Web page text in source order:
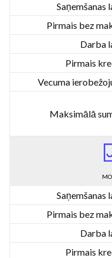
Saņemšanas
Pirmais bez
Darba
Pirmais
Vecuma
Maksimālā
Saņemšanas
Pirmais bez
Darba
Pirmais